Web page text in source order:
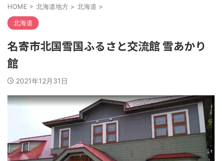
HOME > 北海道地方 > 北海道 >
北海道
名寄市北国雪国ふるさと交流館 雪あかり
館
2021年12月31日